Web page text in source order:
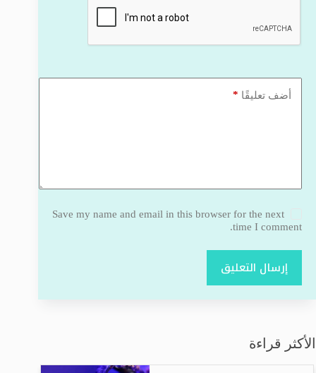
أضف تعليقًا *
Save my name and email in this browser for the next
time I comment.
إرسال التعليق
الأكثر قراءة